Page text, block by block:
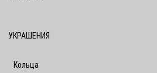
УКРАШЕНИЯ
Кольца